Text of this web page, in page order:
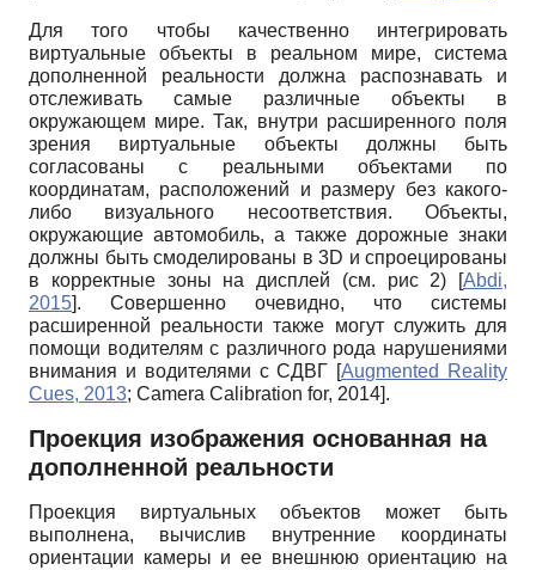
Для того чтобы качественно интегрировать
виртуальные объекты в реальном мире, система
дополненной реальности должна распознавать и
отслеживать самые различные объекты в
окружающем мире. Так, внутри расширенного поля
зрения виртуальные объекты должны быть
согласованы с реальными объектами по
координатам, расположений и размеру без какого-
либо визуального несоответствия. Объекты,
окружающие автомобиль, а также дорожные знаки
должны быть смоделированы в 3D и спроецированы
в корректные зоны на дисплей (см. рис 2)
[Abdi,
2015]. Совершенно очевидно, что системы
расширенной реальности также могут служить для
помощи водителям с различного рода нарушениями
внимания и водителями с СДВГ [Augmented Reality
Cues, 2013; Camera Calibration for, 2014].
Проекция изображения основанная на
дополненной реальности
Проекция виртуальных объектов может быть
выполнена, вычислив внутренние координаты
ориентации камеры и ее внешнюю ориентацию на